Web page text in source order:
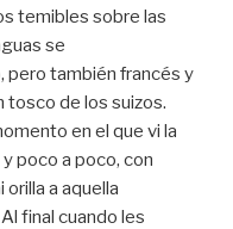
temibles sobre las
se
pero también francés y
tosco de los suizos.
en el que vi la
poco a poco, con
a aquella
final cuando les